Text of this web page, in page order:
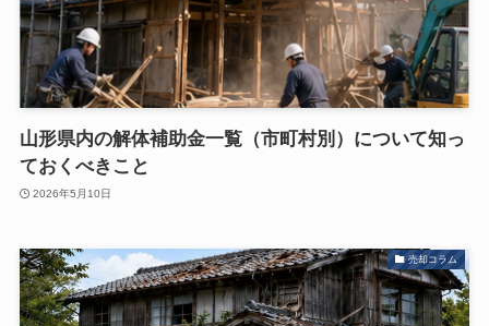
山形県内の解体補助金一覧（市町村別）について知っ
ておくべきこと
2026年5月10日
売却コラム